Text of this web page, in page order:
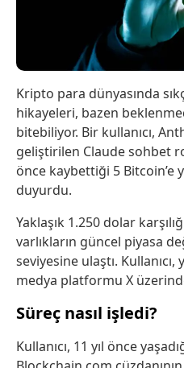
Kripto para dünyasında
hikayeleri, bazen
bitebiliyor. Bir kullanıcı,
geliştirilen Claude sohbet
önce kaybettiği 5 Bitcoin’e
duyurdu.
Yaklaşık 1.250 dolar
varlıkların güncel piyasa
seviyesine ulaştı. Kullanıcı,
medya platformu X
Süreç nasıl işledi?
Kullanıcı, 11 yıl önce